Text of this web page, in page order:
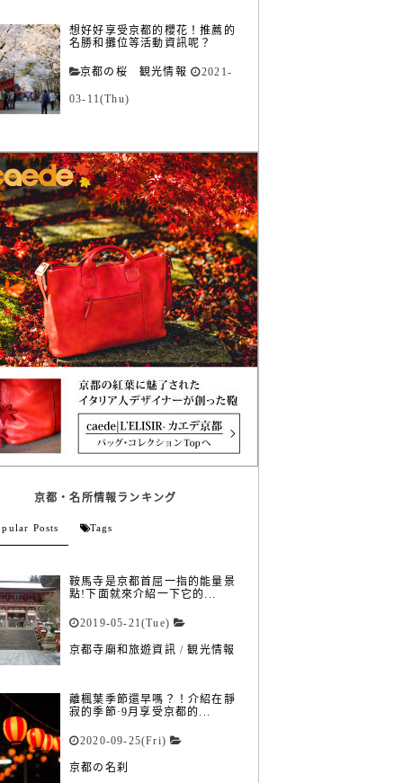
想好好享受京都的櫻花！推薦的
名勝和攤位等活動資訊呢？
京都の桜 観光情報 2021-
03-11(Thu)
京都・名所情報ランキング
Posts Tags
鞍馬寺是京都首屈一指的能量景
點!下面就來介紹一下它的...
2019-05-21(Tue)
京都寺廟和旅遊資訊 /観光情報
離楓葉季節還早嗎？！介紹在靜
寂的季節·9月享受京都的...
2020-09-25(Fri)
京都の名刹